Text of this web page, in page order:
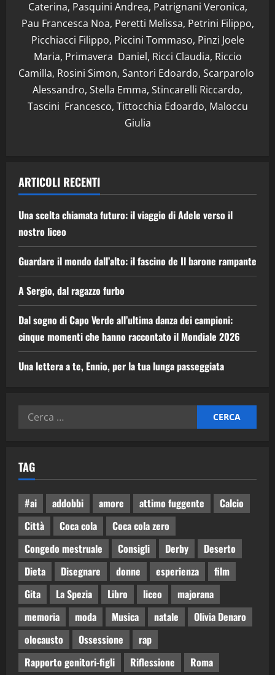
Caterina, Pasquini Andrea, Patrignani Veronica,
Pau Francesca Noa, Peretti Melissa, Petrini Filippo,
Picchiacci Filippo, Piccini Tommaso, Pinzi Joele
Maria, Primavera Daniel, Ricci Claudia, Riccio
Camilla, Rosini Simon, Santori Edoardo, Scarparolo
Alessandro, Stella Emma, Stincarelli Riccardo,
Tascini Francesco, Tittocchia Edoardo, Maloccu
Giulia
ARTICOLI RECENTI
Una scelta chiamata futuro: il viaggio di Adele verso il
nostro liceo
Guardare il mondo dall’alto: il fascino de Il barone rampante
A Sergio, dal ragazzo furbo
Dal sogno di Capo Verde all’ultima danza dei campioni:
cinque momenti che hanno raccontato il Mondiale 2026
Una lettera a te, Ennio, per la tua lunga passeggiata
TAG
#ai addobbi amore attimo fuggente
Calcio
Città
Coca cola
Coca cola zero
Congedo mestruale
Consigli Derby
Deserto
Dieta
Disegnare donne esperienza
film
Gita
La Spezia Libro liceo
majorana
memoria
moda Musica natale
Olivia Denaro
olocausto
Ossessione
rap
Rapporto genitori-figli
Riflessione Roma